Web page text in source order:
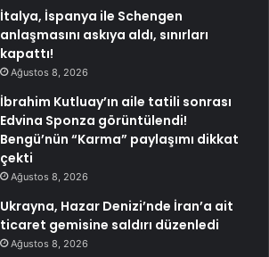
İtalya, İspanya ile Schengen
anlaşmasını askıya aldı, sınırları
kapattı!
Ağustos 8, 2026
İbrahim Kutluay’ın aile tatili sonrası
Edvina Sponza görüntülendi!
Bengü’nün “Karma” paylaşımı dikkat
çekti
Ağustos 8, 2026
Ukrayna, Hazar Denizi’nde İran’a ait
ticaret gemisine saldırı düzenledi
Ağustos 8, 2026